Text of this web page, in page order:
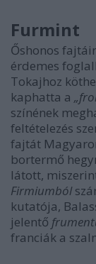
Furmint
Őshonos
érdemes
Tokajhoz
kaphatta a
színének
feltételezés
fajtát
bortermő
látott,
Firmiumból
kutatója,
jelentő
franciák a